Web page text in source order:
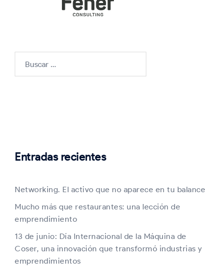
Entradas recientes
Networking. El activo que no aparece en tu balance
Mucho más que restaurantes: una lección de
emprendimiento
13 de junio: Día Internacional de la Máquina de
Coser, una innovación que transformó industrias y
emprendimientos